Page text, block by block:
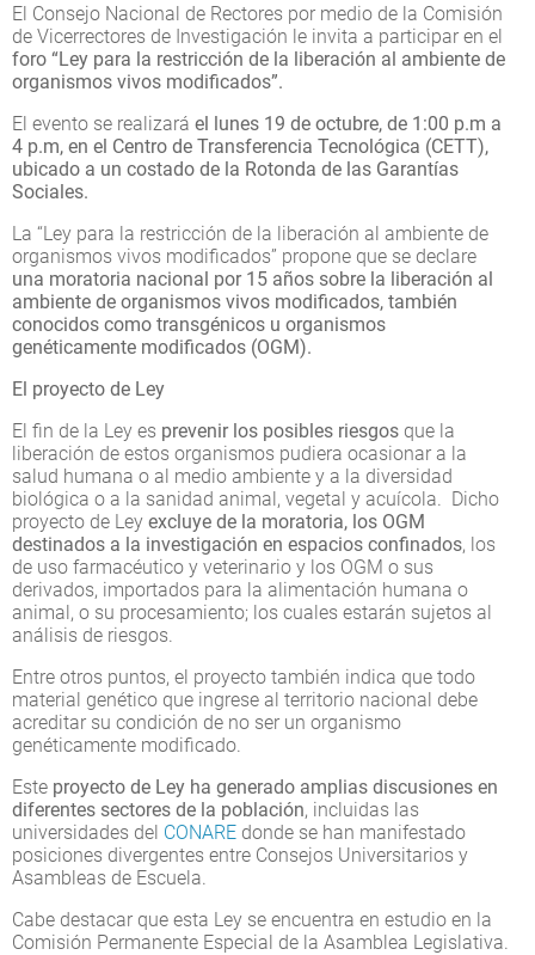
El Consejo Nacional de Rectores por medio de la Comisión
de Vicerrectores de Investigación le invita a participar en el
foro “Ley para la restricción de la liberación al ambiente de
organismos vivos modificados”.
El evento se realizará el lunes 19 de octubre, de 1:00 p.m a
4 p.m, en el Centro de Transferencia Tecnológica (CETT),
ubicado a un costado de la Rotonda de las Garantías
Sociales.
La “Ley para la restricción de la liberación al ambiente de
organismos vivos modificados” propone que se declare
una moratoria nacional por 15 años sobre la liberación al
ambiente de organismos vivos modificados, también
conocidos como transgénicos u organismos
genéticamente modificados (OGM).
El proyecto de Ley
El fin de la Ley es prevenir los posibles riesgos que la
liberación de estos organismos pudiera ocasionar a la
salud humana o al medio ambiente y a la diversidad
biológica o a la sanidad animal, vegetal y acuícola. Dicho
proyecto de Ley excluye de la moratoria, los OGM
destinados a la investigación en espacios confinados, los
de uso farmacéutico y veterinario y los OGM o sus
derivados, importados para la alimentación humana o
animal, o su procesamiento; los cuales estarán sujetos al
análisis de riesgos.
Entre otros puntos, el proyecto también indica que todo
material genético que ingrese al territorio nacional debe
acreditar su condición de no ser un organismo
genéticamente modificado.
Este proyecto de Ley ha generado amplias discusiones en
diferentes sectores de la población, incluidas las
universidades del CONARE donde se han manifestado
posiciones divergentes entre Consejos Universitarios y
Asambleas de Escuela.
Cabe destacar que esta Ley se encuentra en estudio en la
Comisión Permanente Especial de la Asamblea Legislativa.